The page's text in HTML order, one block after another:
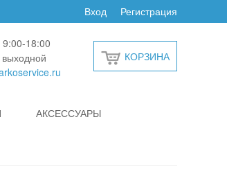
Регистрация
Вход
9:00-18:00
выходной
КОРЗИНА
АКСЕССУАРЫ